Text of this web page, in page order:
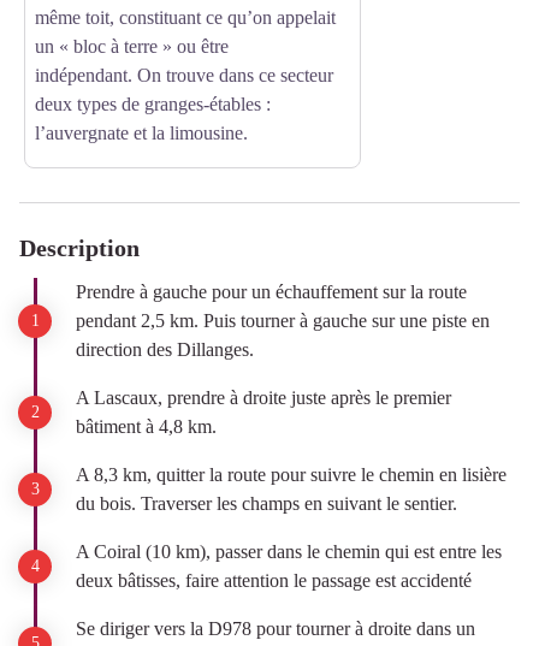
même toit, constituant ce qu’on appelait
un « bloc à terre » ou être
indépendant. On trouve dans ce secteur
deux types de granges-étables :
l’auvergnate et la limousine.
Description
Prendre à gauche pour un échauffement sur la route
pendant 2,5 km. Puis tourner à gauche sur une piste en
direction des Dillanges.
A Lascaux, prendre à droite juste après le premier
bâtiment à 4,8 km.
A 8,3 km, quitter la route pour suivre le chemin en lisière
du bois. Traverser les champs en suivant le sentier.
A Coiral (10 km), passer dans le chemin qui est entre les
deux bâtisses, faire attention le passage est accidenté
Se diriger vers la D978 pour tourner à droite dans un